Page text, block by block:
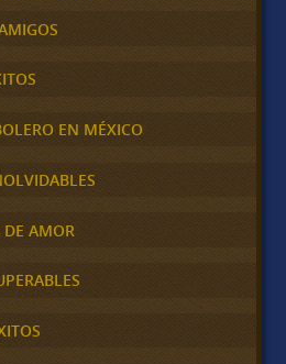
EN MÉXICO
AMOR